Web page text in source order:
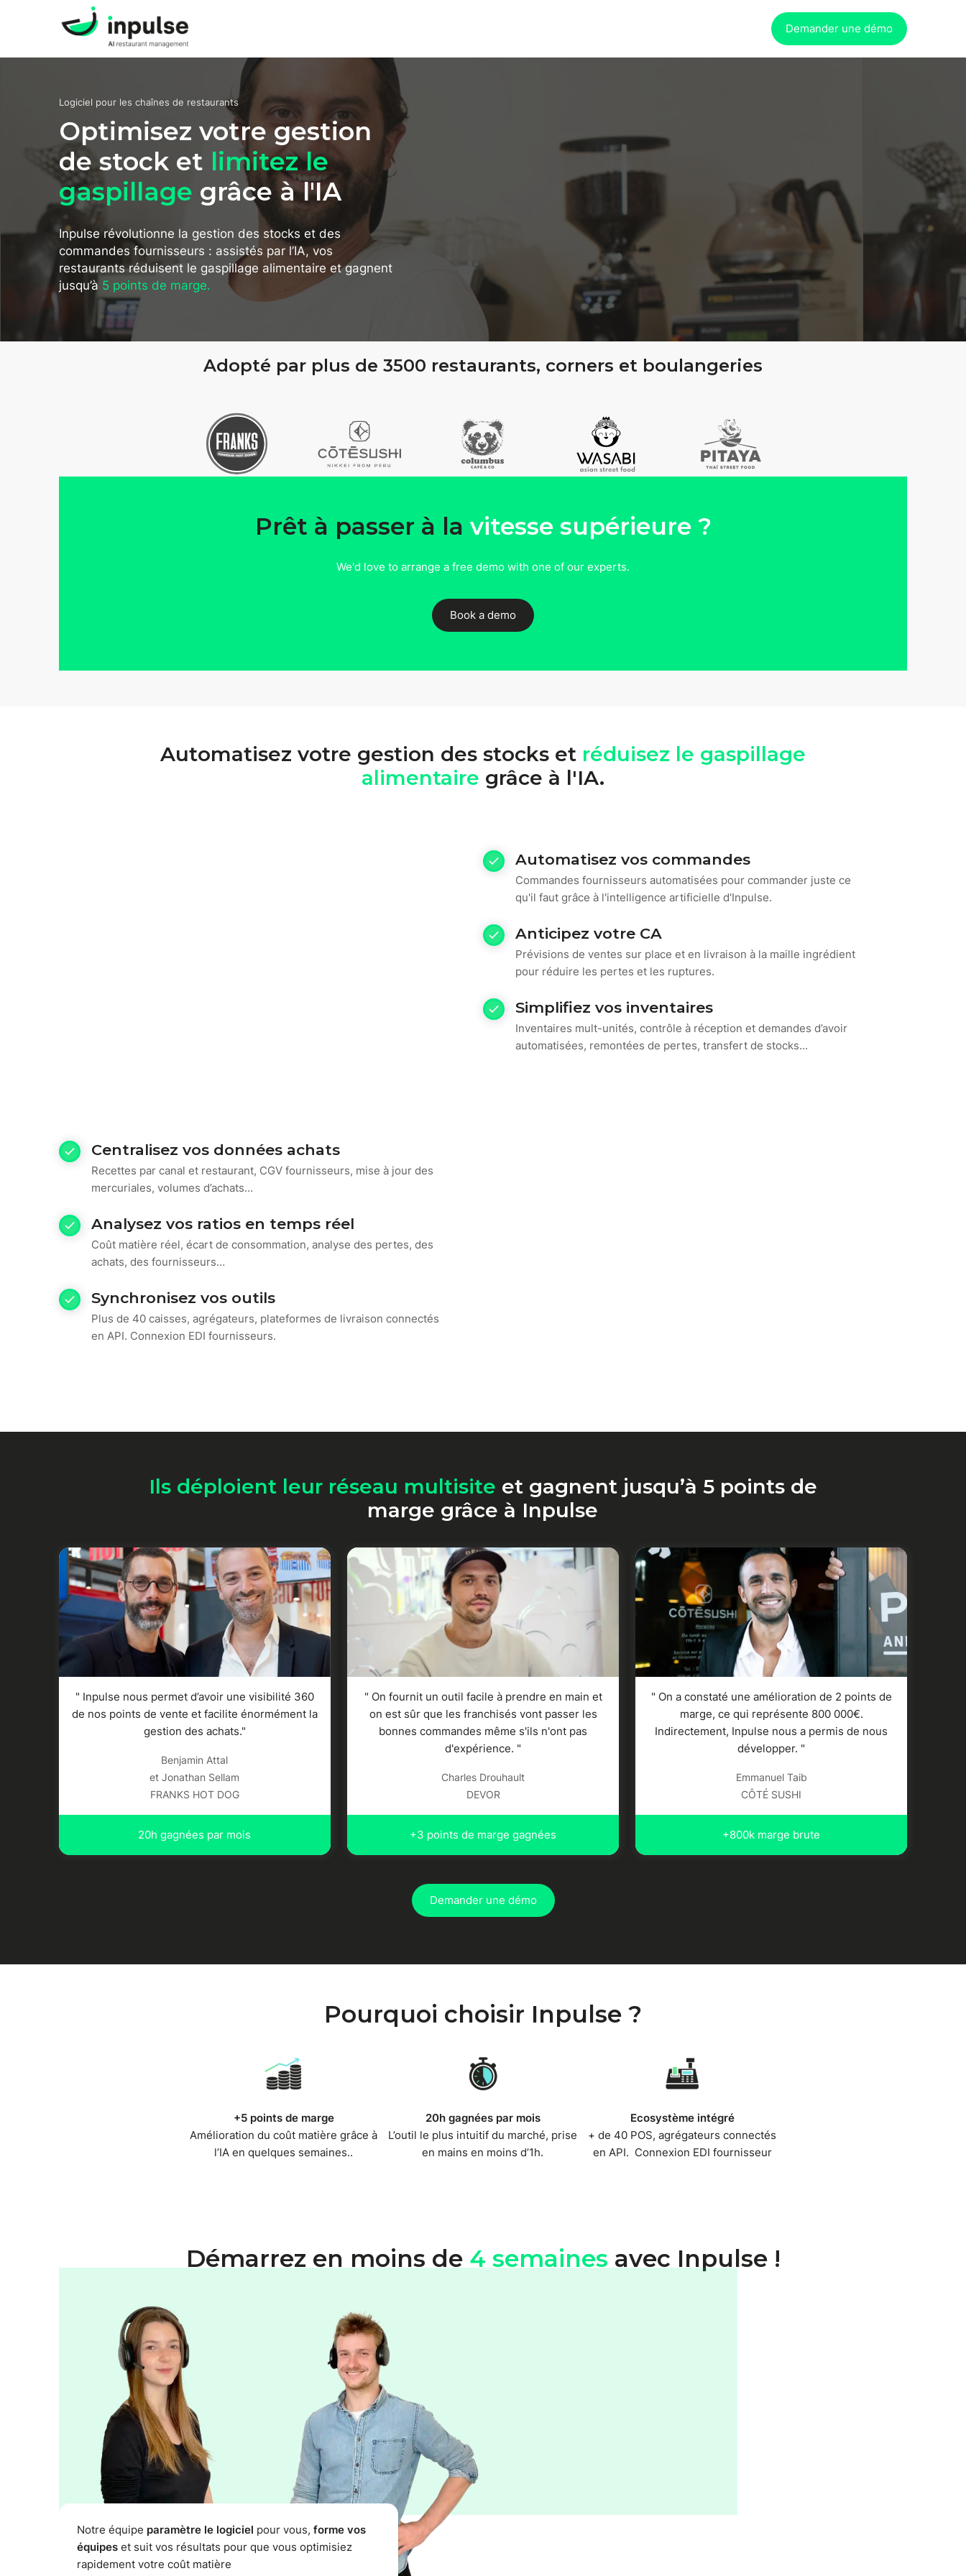
Demander une démo
Logiciel pour les chaînes de restaurants
Optimisez votre gestion
de stock et limitez le
gaspillage grâce à l'IA
Inpulse révolutionne la gestion des stocks et des
commandes fournisseurs : assistés par l’IA, vos
restaurants réduisent le gaspillage alimentaire et gagnent
jusqu’à 5 points de marge.
Adopté par plus de 3500 restaurants, corners et boulangeries
Prêt à passer à la vitesse supérieure ?
We'd love to arrange a free demo with one of our experts.
Book a demo
Automatisez votre gestion des stocks et réduisez le gaspillage
alimentaire grâce à l'IA.
Automatisez vos commandes
Commandes fournisseurs automatisées pour commander juste ce
qu'il faut grâce à l'intelligence artificielle d'Inpulse.
Anticipez votre CA
Prévisions de ventes sur place et en livraison à la maille ingrédient
pour réduire les pertes et les ruptures.
Simplifiez vos inventaires
Inventaires mult-unités, contrôle à réception et demandes d’avoir
automatisées, remontées de pertes, transfert de stocks...
Centralisez vos données achats
Recettes par canal et restaurant, CGV fournisseurs, mise à jour des
mercuriales, volumes d’achats…
Analysez vos ratios en temps réel
Coût matière réel, écart de consommation, analyse des pertes, des
achats, des fournisseurs…
Synchronisez vos outils
Plus de 40 caisses, agrégateurs, plateformes de livraison connectés
en API. Connexion EDI fournisseurs.
Ils déploient leur réseau multisite et gagnent jusqu’à 5 points de
marge grâce à Inpulse
" Inpulse nous permet d’avoir une visibilité 360
de nos points de vente et facilite énormément la
gestion des achats."
Benjamin Attal
et Jonathan Sellam
FRANKS HOT DOG
20h gagnées par mois
" On fournit un outil facile à prendre en main et
on est sûr que les franchisés vont passer les
bonnes commandes même s'ils n'ont pas
d'expérience. "
Charles Drouhault
DEVOR
+3 points de marge gagnées
" On a constaté une amélioration de 2 points de
marge, ce qui représente 800 000€.
Indirectement, Inpulse nous a permis de nous
développer. "
Emmanuel Taib
CÔTÉ SUSHI
+800k marge brute
Demander une démo
Pourquoi choisir Inpulse ?
+5 points de marge
Amélioration du coût matière grâce à
l’IA en quelques semaines..
20h gagnées par mois
L’outil le plus intuitif du marché, prise
en mains en moins d’1h.
Ecosystème intégré
+ de 40 POS, agrégateurs connectés
en API. Connexion EDI fournisseur
Démarrez en moins de 4 semaines avec Inpulse !
Notre équipe paramètre le logiciel pour vous, forme vos
équipes et suit vos résultats pour que vous optimisiez
rapidement votre coût matière